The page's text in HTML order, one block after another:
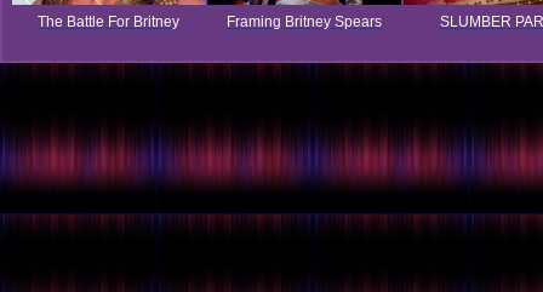
The Battle For Britney Framing Britney Spears SLUMBER